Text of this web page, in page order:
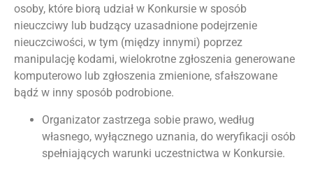
osoby, które biorą udział w Konkursie w sposób
nieuczciwy lub budzący uzasadnione podejrzenie
nieuczciwości, w tym (między innymi) poprzez
manipulację kodami, wielokrotne zgłoszenia generowane
komputerowo lub zgłoszenia zmienione, sfałszowane
bądź w inny sposób podrobione.
Organizator zastrzega sobie prawo, według
własnego, wyłącznego uznania, do weryfikacji osób
spełniających warunki uczestnictwa w Konkursie.